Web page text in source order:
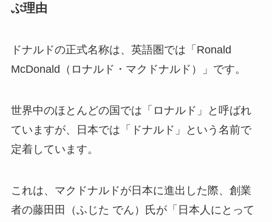
ぶ理由
ドナルドの正式名称は、英語圏では「Ronald
McDonald（ロナルド・マクドナルド）」です。
世界中のほとんどの国では「ロナルド」と呼ばれ
ていますが、日本では「ドナルド」という名前で
定着しています。
これは、マクドナルドが日本に進出した際、創業
者の藤田田（ふじた でん）氏が「日本人にとって